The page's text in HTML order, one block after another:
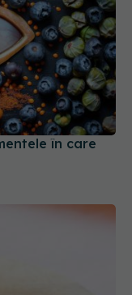
în care